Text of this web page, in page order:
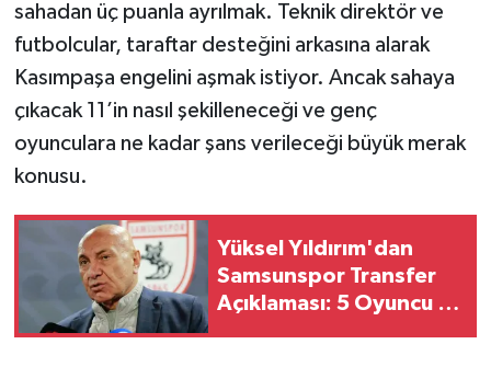
sahadan üç puanla ayrılmak. Teknik direktör ve
futbolcular, taraftar desteğini arkasına alarak
Kasımpaşa engelini aşmak istiyor. Ancak sahaya
çıkacak 11’in nasıl şekilleneceği ve genç
oyunculara ne kadar şans verileceği büyük merak
konusu.
Yüksel Yıldırım'dan
Samsunspor Transfer
Açıklaması: 5 Oyuncu ile